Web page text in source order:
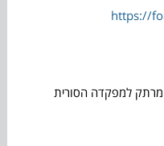
https://
מרתק למפקדה הסורית